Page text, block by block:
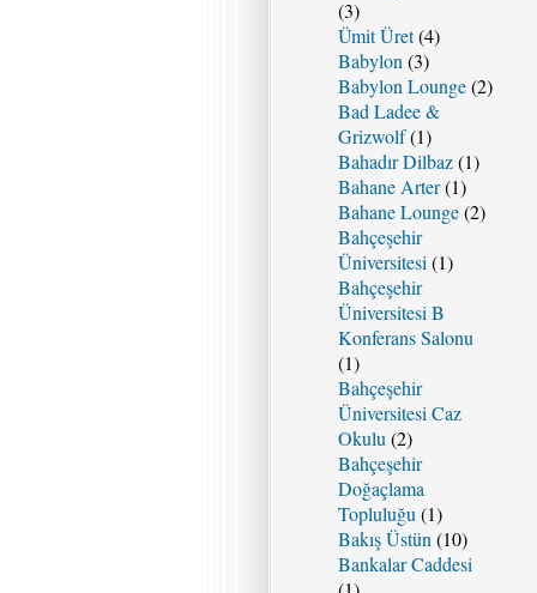
(3)
Ümit Üret(4)
Babylon (3)
Babylon Lounge(2)
Bad Ladee &
Grizwolf(1)
Bahadır Dilbaz(1)
Bahane Arter(1)
Bahane Lounge(2)
Bahçeşehir
Üniversitesi (1)
Bahçeşehir
Üniversitesi B
Konferans Salonu
(1)
Bahçeşehir
Üniversitesi Caz
Okulu (2)
Bahçeşehir
Doğaçlama
Topluluğu (1)
Bakış Üstün (10)
Bankalar Caddesi